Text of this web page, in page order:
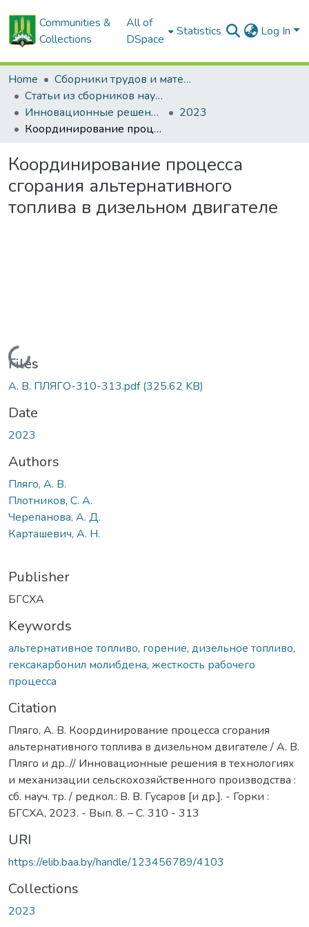
Communities &
Collections
All of
DSpace
Statistics Log In
Home
Сборники трудов и материалов конференций
Статьи из сборников научных трудов
Инновационные решения в технологиях и механизации сельскохозяйственного производства
2023
Координирование процесса сгорания альтернативного топлива в дизельном двигателе
Координирование процесса
сгорания альтернативного
топлива в дизельном двигателе
Loading...
Files
А. В. ПЛЯГО-310-313.pdf(325.62 KB)
Date
2023
Authors
Пляго, А. В.
Плотников, С. А.
Черепанова, А. Д.
Карташевич, А. Н.
Publisher
БГСХА
Keywords
альтернативное топливо, горение, дизельное топливо,
гексакарбонил молибдена, жесткость рабочего
процесса
Citation
Пляго, А. В. Координирование процесса сгорания
альтернативного топлива в дизельном двигателе / А. В.
Пляго и др..// Инновационные решения в технологиях
и механизации сельскохозяйственного производства :
сб. науч. тр. / редкол.: В. В. Гусаров [и др.]. - Горки :
БГСХА, 2023. - Вып. 8. – С. 310 - 313
URI
https://elib.baa.by/handle/123456789/4103
Collections
2023